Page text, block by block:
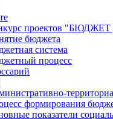
проектов
бюджета
система
процесс
формирования
показатели